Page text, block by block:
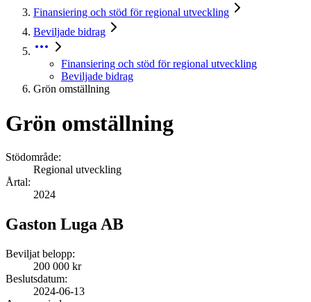
Finansiering och stöd för regional utveckling
Beviljade bidrag
Finansiering och stöd för regional utveckling
Beviljade bidrag
Grön omställning
Grön omställning
Stödområde:
Regional utveckling
Årtal:
2024
Gaston Luga AB
Beviljat belopp:
200 000 kr
Beslutsdatum:
2024-06-13